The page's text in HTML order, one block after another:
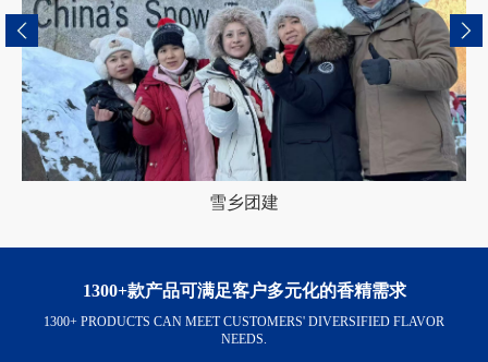
雪乡团建
1300+款产品可满足客户多元化的香精需求
1300+ PRODUCTS CAN MEET CUSTOMERS' DIVERSIFIED FLAVOR
NEEDS.